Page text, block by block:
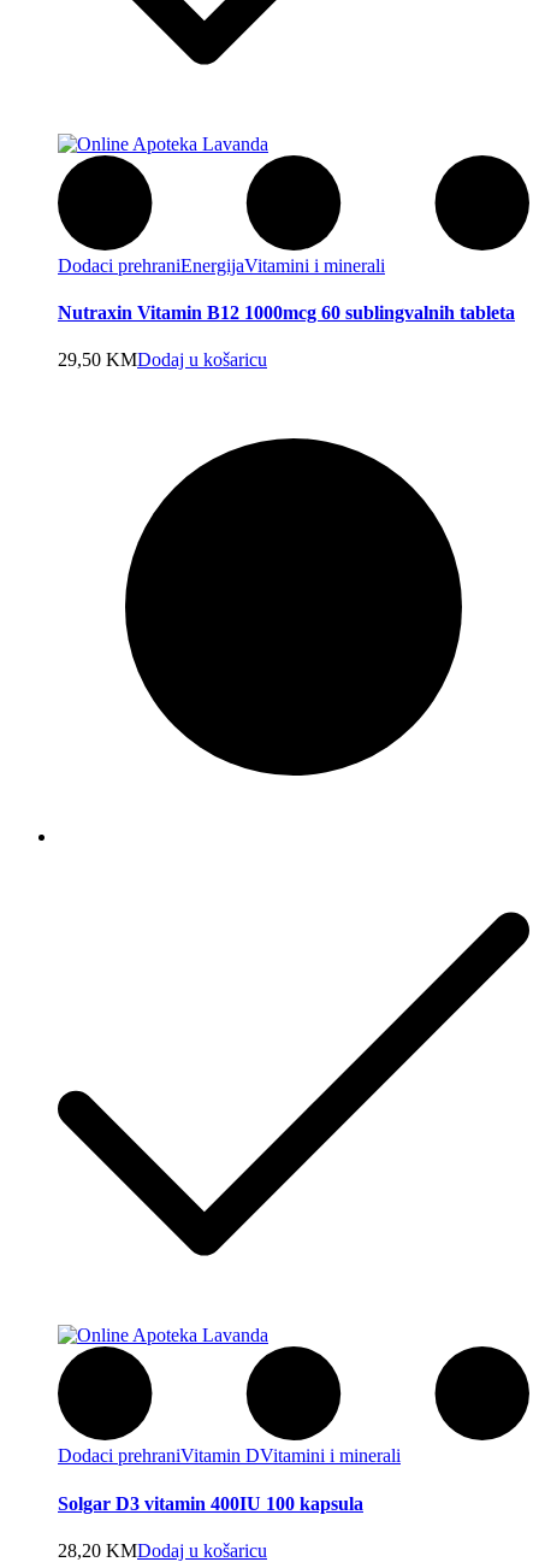
Dodaci prehraniEnergijaVitamini i minerali
Nutraxin Vitamin B12 1000mcg 60 sublingvalnih tableta
29,50 KMDodaj u košaricu
Dodaci prehraniVitamin DVitamini i minerali
Solgar D3 vitamin 400IU 100 kapsula
28,20 KMDodaj u košaricu